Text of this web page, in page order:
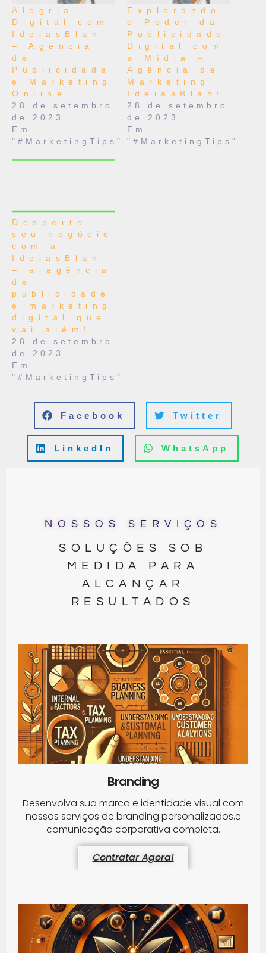
Alegria
Digital com
IdeiasBlah
– Agência
de
Publicidade
e Marketing
Online
28 de setembro
de 2023
Em
"#MarketingTips"
Explorando
o Poder da
Publicidade
Digital com
a Mídia –
Agência de
Marketing
IdeiasBlah!
28 de setembro
de 2023
Em
"#MarketingTips"
Desperte
seu negócio
com a
IdeiasBlah
– a agência
de
publicidade
e marketing
digital que
vai além!
28 de setembro
de 2023
Em
"#MarketingTips"
Facebook Twitter
LinkedIn WhatsApp
NOSSOS SERVIÇOS
SOLUÇÕES SOB
MEDIDA PARA
ALCANÇAR
RESULTADOS
Branding
Desenvolva sua marca e identidade visual com
nossos serviços de branding personalizados.e
comunicação corporativa completa.
Contratar Agora!